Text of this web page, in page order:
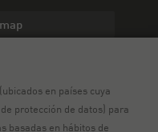
en países cuya
protección de datos) para
basadas en hábitos de